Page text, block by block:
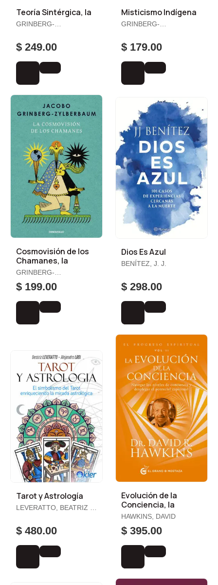
Teoría Sintérgica, la
GRINBERG-
$ 249.00
Misticismo Indígena
GRINBERG-
$ 179.00
Cosmovisión de los
Chamanes, la
GRINBERG-
ZYLBERBAUM, JACOBO
$ 199.00
Dios Es Azul
BENÍTEZ, J. J.
$ 298.00
Tarot y Astrología
LEVERATTO, BEATRIZ /
$ 480.00
Evolución de la
Conciencia, la
HAWKINS, DAVID
$ 395.00